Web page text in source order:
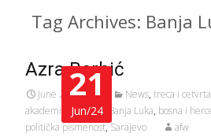
Tag Archives: Banja
21
Jun/24
Azra Berbić
June 21, 2024 News, treca i
akademija za žene
Banja Luka, bosna i
politička pismenost,Sarajevo afw